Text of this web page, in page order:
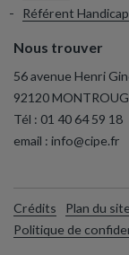
Référent Handicap
Nous trouver
56 avenue Henri
92120
Tél : 01 40 64 59 18
email : info@cipe.fr
Crédits Plan du site
Politique de